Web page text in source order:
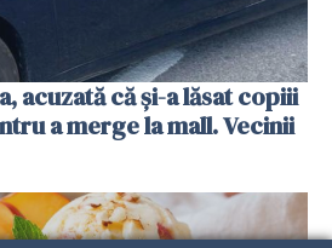
acuzată că și-a lăsat copiii
a merge la mall. Vecinii